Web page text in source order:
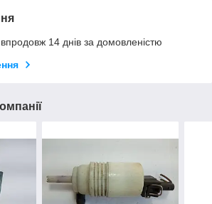
14 днів за домовленістю